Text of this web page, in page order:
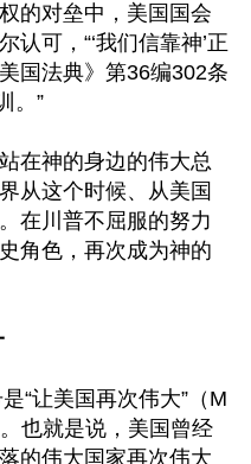
的对垒中，美国国会
认可，“‘我们信靠神’正
国法典》第36编302条
。”
在神的身边的伟大总
从这个时候、从美国
在川普不屈服的努力
角色，再次成为神的
“让美国再次伟大”（M
也就是说，美国曾经
的伟大国家再次伟大